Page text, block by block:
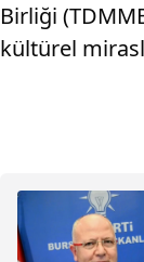
Birliği
kültürel